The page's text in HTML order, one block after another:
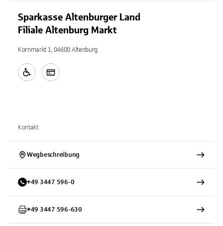
Sparkasse Altenburger Land
Filiale Altenburg Markt
Kornmarkt 1, 04600 Altenburg
Kontakt
Wegbeschreibung
+49 3447 596-0
+49 3447 596-630